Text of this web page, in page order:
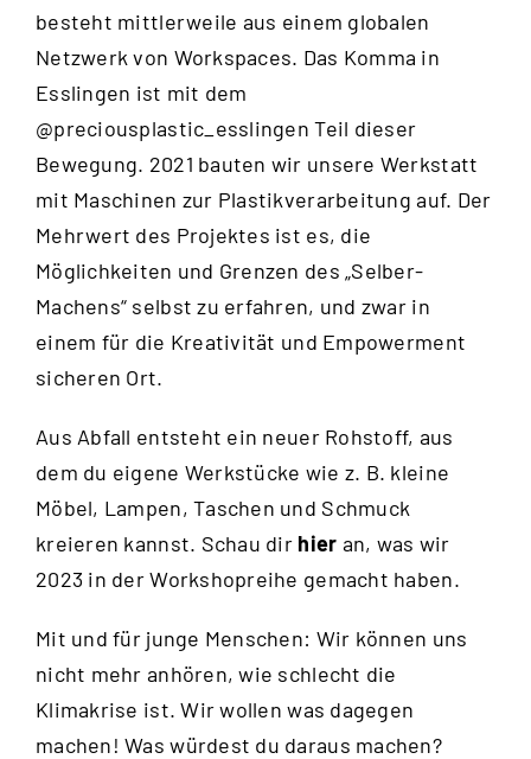
besteht mittlerweile aus einem globalen
Netzwerk von Workspaces. Das Komma in
Esslingen ist mit dem
@preciousplastic_esslingen Teil dieser
Bewegung. 2021 bauten wir unsere Werkstatt
mit Maschinen zur Plastikverarbeitung auf. Der
Mehrwert des Projektes ist es, die
Möglichkeiten und Grenzen des „Selber-
Machens“ selbst zu erfahren, und zwar in
einem für die Kreativität und Empowerment
sicheren Ort.
Aus Abfall entsteht ein neuer Rohstoff, aus
dem du eigene Werkstücke wie z. B. kleine
Möbel, Lampen, Taschen und Schmuck
kreieren kannst. Schau dir hier an, was wir
2023 in der Workshopreihe gemacht haben.
Mit und für junge Menschen: Wir können uns
nicht mehr anhören, wie schlecht die
Klimakrise ist. Wir wollen was dagegen
machen! Was würdest du daraus machen?